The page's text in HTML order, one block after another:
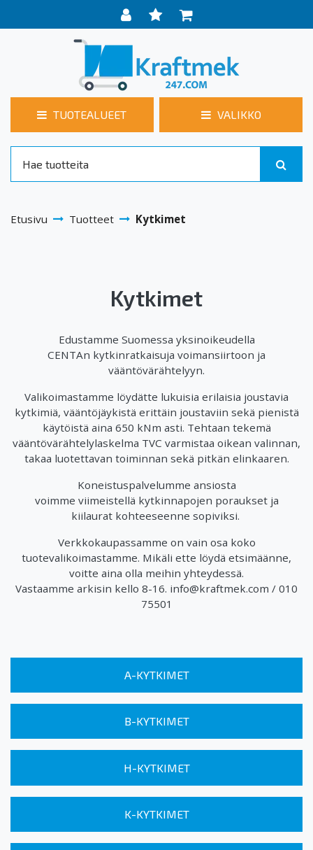
TUOTEALUEET VALIKKO
Etusivu Tuotteet Kytkimet
Kytkimet
Edustamme Suomessa yksinoikeudella
CENTAn kytkinratkaisuja voimansiirtoon ja
vääntövärähtelyyn.
Valikoimastamme löydätte lukuisia erilaisia joustavia
kytkimiä, vääntöjäykistä erittäin joustaviin sekä pienistä
käytöistä aina 650 kNm asti. Tehtaan tekemä
vääntövärähtelylaskelma TVC varmistaa oikean valinnan,
takaa luotettavan toiminnan sekä pitkän elinkaaren.
Koneistuspalvelumme ansiosta
voimme viimeistellä kytkinnapojen poraukset ja
kiilaurat kohteeseenne sopiviksi.
Verkkokaupassamme on vain osa koko
tuotevalikoimastamme. Mikäli ette löydä etsimäänne,
voitte aina olla meihin yhteydessä.
Vastaamme arkisin kello 8-16. info@kraftmek.com / 010
75501
A-KYTKIMET
B-KYTKIMET
H-KYTKIMET
K-KYTKIMET